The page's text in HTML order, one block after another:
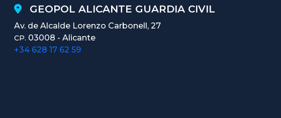
GEOPOL ALICANTE GUARDIA CIVIL
Av. de Alcalde Lorenzo Carbonell, 27
CP. 03008 - Alicante
+34 628 17 62 59